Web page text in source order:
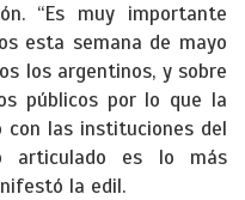
“Es muy importante
esta semana de mayo
los argentinos, y sobre
públicos por lo que la
las instituciones del
articulado es lo más
la edil.